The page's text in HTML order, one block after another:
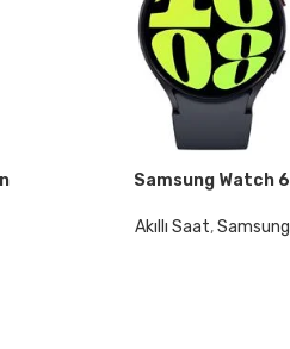
DEVAMINI OKUSamsung Watch 6
Akıllı Saat,Samsung